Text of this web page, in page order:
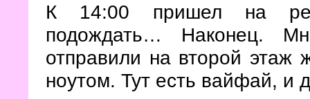
К 14:00 пришел на
подождать… Наконец.
отправили на второй
ноутом. Тут есть вайфай, и